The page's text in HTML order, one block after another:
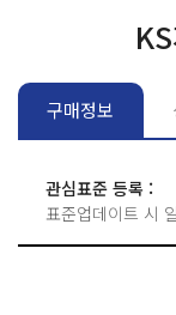
구매정보
관심표준 등록 :
표준업데이트 시